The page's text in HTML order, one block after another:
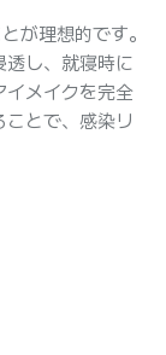
が理想的です。
透し、就寝時に
イメイクを完全
とで、感染リ